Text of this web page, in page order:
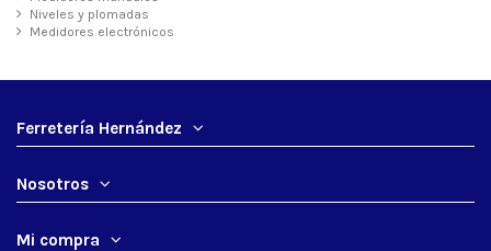
Niveles y plomadas
Medidores electrónicos
Ferretería Hernández
Nosotros
Mi compra